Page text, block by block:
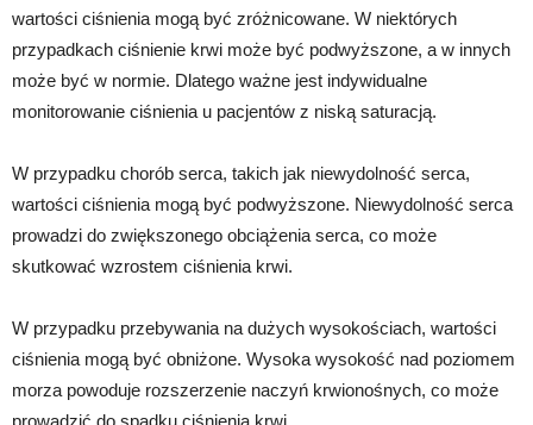
wartości ciśnienia mogą być zróżnicowane. W niektórych
przypadkach ciśnienie krwi może być podwyższone, a w innych
może być w normie. Dlatego ważne jest indywidualne
monitorowanie ciśnienia u pacjentów z niską saturacją.
W przypadku chorób serca, takich jak niewydolność serca,
wartości ciśnienia mogą być podwyższone. Niewydolność serca
prowadzi do zwiększonego obciążenia serca, co może
skutkować wzrostem ciśnienia krwi.
W przypadku przebywania na dużych wysokościach, wartości
ciśnienia mogą być obniżone. Wysoka wysokość nad poziomem
morza powoduje rozszerzenie naczyń krwionośnych, co może